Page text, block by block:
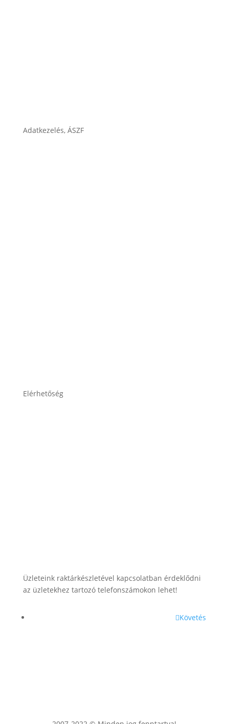
Adatkezelés, ÁSZF
Elérhetőség
Üzleteink raktárkészletével kapcsolatban érdeklődni
az üzletekhez tartozó telefonszámokon lehet!
Követés